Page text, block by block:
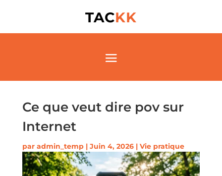
TACKK
Ce que veut dire pov sur
Internet
par admin_temp| Juin 4, 2026| Vie pratique